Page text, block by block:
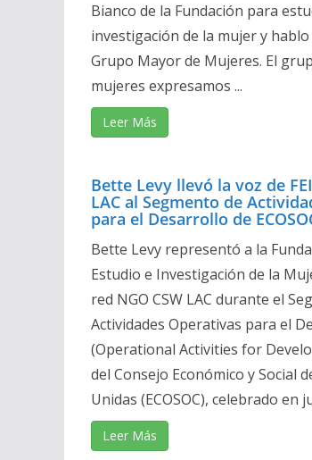
Bianco de la Fundación para
investigación de la mujer y
Grupo Mayor de Mujeres. El
mujeres expresamos ...
Leer Más
Bette Levy llevó la voz de
LAC al Segmento de
para el Desarrollo de
Bette Levy representó a la
Estudio e Investigación de la
red NGO CSW LAC durante el
Actividades Operativas para el
(Operational Activities for
del Consejo Económico y Social
Unidas (ECOSOC), celebrado en
Leer Más